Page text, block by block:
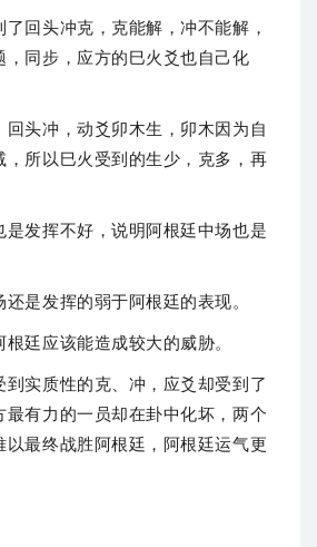
回头冲克，克能解，冲不能解，
，同步，应方的巳火爻也自己化
回头冲，动爻卯木生，卯木因为自
，所以巳火受到的生少，克多，再
是发挥不好，说明阿根廷中场也是
是发挥的弱于阿根廷的表现。
廷应该能造成较大的威胁。
实质性的克、冲，应爻却受到了
最有力的一员却在卦中化坏，两个
以最终战胜阿根廷，阿根廷运气更